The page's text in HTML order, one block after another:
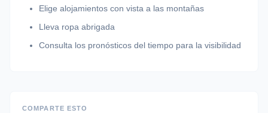
Elige alojamientos con vista a las montañas
Lleva ropa abrigada
Consulta los pronósticos del tiempo para la visibilidad
COMPARTE ESTO